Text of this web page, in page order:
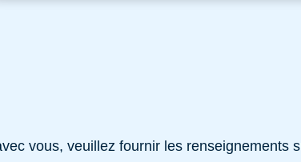
vous, veuillez fournir les renseignements